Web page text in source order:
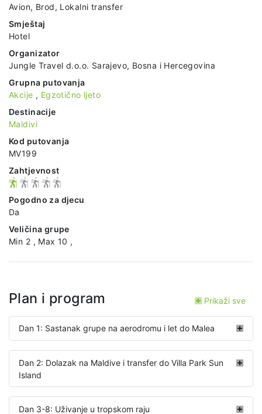
Avion, Brod, Lokalni transfer
Smještaj
Hotel
Organizator
Jungle Travel d.o.o. Sarajevo, Bosna i Hercegovina
Grupna putovanja
Akcije , Egzotično ljeto
Destinacije
Maldivi
Kod putovanja
MV199
Zahtjevnost
Pogodno za djecu
Da
Veličina grupe
Min 2 , Max 10 ,
Plan i program Prikaži sve
Dan 1: Sastanak grupe na aerodromu i let do Malea
Dan 2: Dolazak na Maldive i transfer do Villa Park Sun
Island
Dan 3-8: Uživanje u tropskom raju